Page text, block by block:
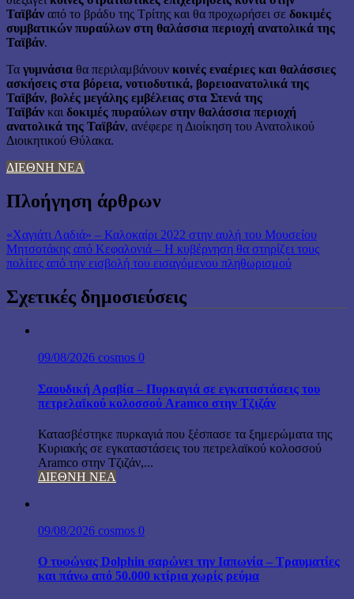
Ταϊβάν από το βράδυ της Τρίτης και θα προχωρήσει σε δοκιμές
συμβατικών πυραύλων στη θαλάσσια περιοχή ανατολικά της
Ταϊβάν.
Τα γυμνάσια θα περιλαμβάνουν κοινές εναέριες και θαλάσσιες
ασκήσεις στα βόρεια, νοτιοδυτικά, βορειοανατολικά της
Ταϊβάν, βολές μεγάλης εμβέλειας στα Στενά της
Ταϊβάν και δοκιμές πυραύλων στην θαλάσσια περιοχή
ανατολικά της Ταϊβάν, ανέφερε η Διοίκηση του Ανατολικού
Διοικητικού Θύλακα.
ΔΙΕΘΝΗ ΝΕΑ
Πλοήγηση άρθρων
«Χαγιάτι Λαδιά» – Καλοκαίρι 2022 στην αυλή του Μουσείου
Μητσοτάκης από Κεφαλονιά – Η κυβέρνηση θα στηρίζει τους
πoλίτες από την εισβολή του εισαγόμενου πληθωρισμού
Σχετικές δημοσιεύσεις
09/08/2026 cosmos 0
Σαουδική Αραβία – Πυρκαγιά σε εγκαταστάσεις του
πετρελαϊκού κολοσσού Aramco στην Τζιζάν
Κατασβέστηκε πυρκαγιά που ξέσπασε τα ξημερώματα της
Κυριακής σε εγκαταστάσεις του πετρελαϊκού κολοσσού
Aramco στην Τζιζάν,...
ΔΙΕΘΝΗ ΝΕΑ
09/08/2026 cosmos 0
Ο τυφώνας Dolphin σαρώνει την Ιαπωνία – Τραυματίες
και πάνω από 50.000 κτίρια χωρίς ρεύμα